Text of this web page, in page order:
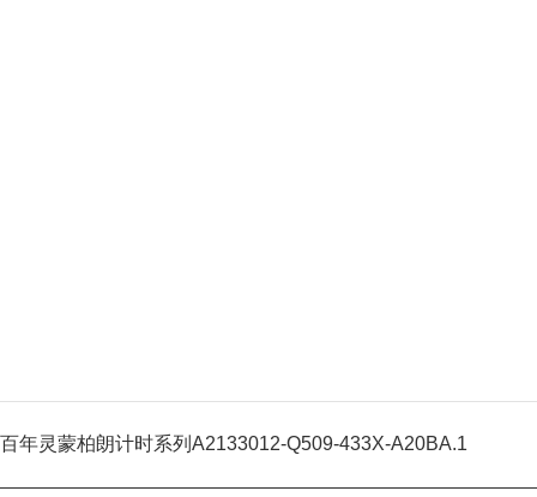
百年灵蒙柏朗计时系列A2133012-Q509-433X-A20BA.1